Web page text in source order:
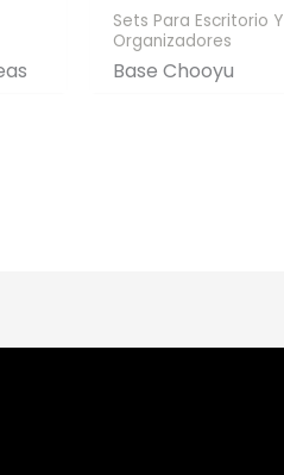
Sets Para Escritorio Y
Organizadores
Base Chooyu